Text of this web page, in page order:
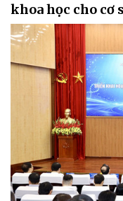
khoa học cho cơ